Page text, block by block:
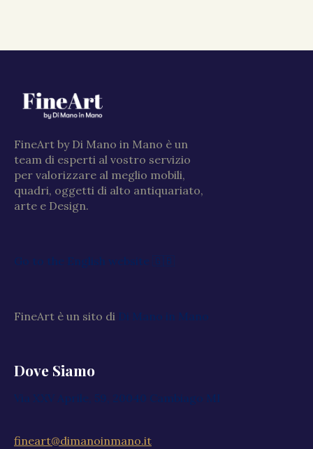
FineArt by Di Mano in Mano è un
team di esperti al vostro servizio
per valorizzare al meglio mobili,
quadri, oggetti di alto antiquariato,
arte e Design.
Go to the English website 🇬🇧
FineArt è un sito di Di Mano in Mano
Dove Siamo
Via XXV Aprile, 59, 20040 Cambiago MI
fineart@dimanoinmano.it